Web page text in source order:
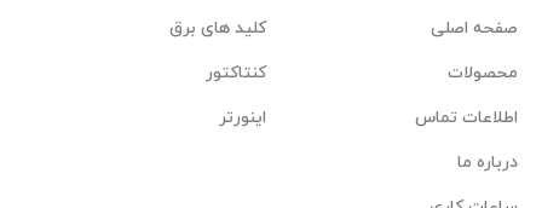
صفحه اصلی
محصولات
اطلاعات تماس
درباره ما
کلید های برق
کنتاکتور
اینورتر